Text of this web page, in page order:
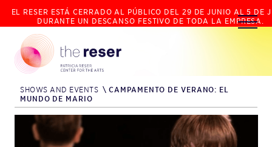
EL RESER ESTÁ CERRADO AL PÚBLICO DEL 29 DE JUNIO AL 5 DE
DURANTE UN DESCANSO FESTIVO DE TODA LA EMPRESA.
SHOWS AND EVENTS \ CAMPAMENTO DE VERANO: EL
MUNDO DE MARIO